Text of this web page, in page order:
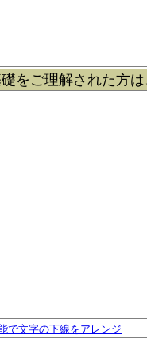
をご理解された方
で文字の下線をアレンジ